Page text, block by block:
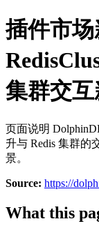
插件市
集群交
页面说明
升与 Redis 集群的
景。
Source: https://
What this